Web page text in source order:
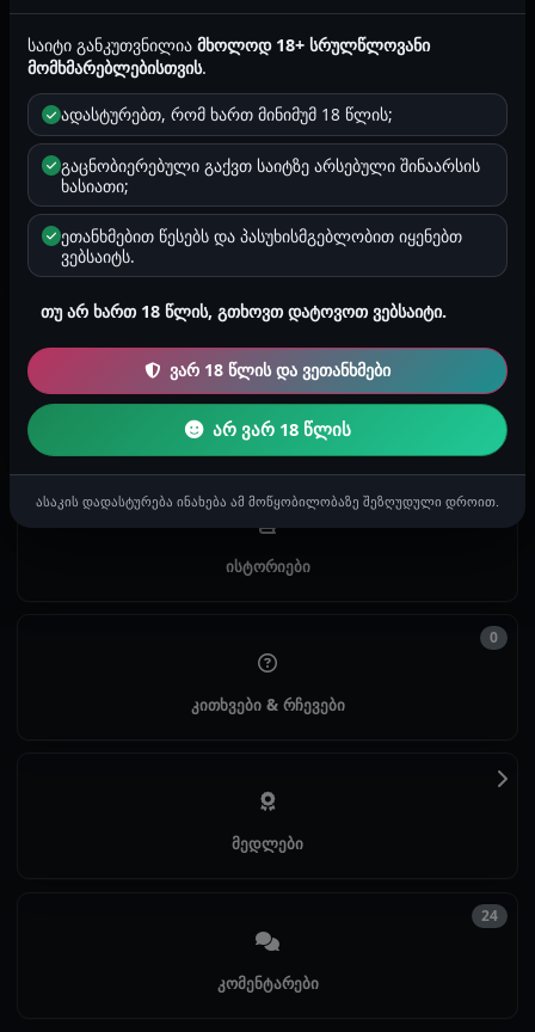
ზოდიაქო
კირჩხიბი
რეგიონი
თბილისი
რეგისტრაცია
2025-04-04 03:21
მედლები
🐾
ისტორიები
0
კითხვები & რჩევები
0
მედლები
კომენტარები
24
საიტი განკუთვნილიამხოლოდ 18+ სრულწლოვანი
მომხმარებლებისთვის.
ადასტურებთ, რომ ხართ მინიმუმ 18 წლის;
გაცნობიერებული გაქვთ საიტზე არსებული შინაარსის
ხასიათი;
ეთანხმებით წესებს და პასუხისმგებლობით იყენებთ
ვებსაიტს.
თუ არ ხართ 18 წლის, გთხოვთ დატოვოთ ვებსაიტი.
ვარ 18 წლის და ვეთანხმები
არ ვარ 18 წლის
ასაკის დადასტურება ინახება ამ მოწყობილობაზე შეზღუდული დროით.